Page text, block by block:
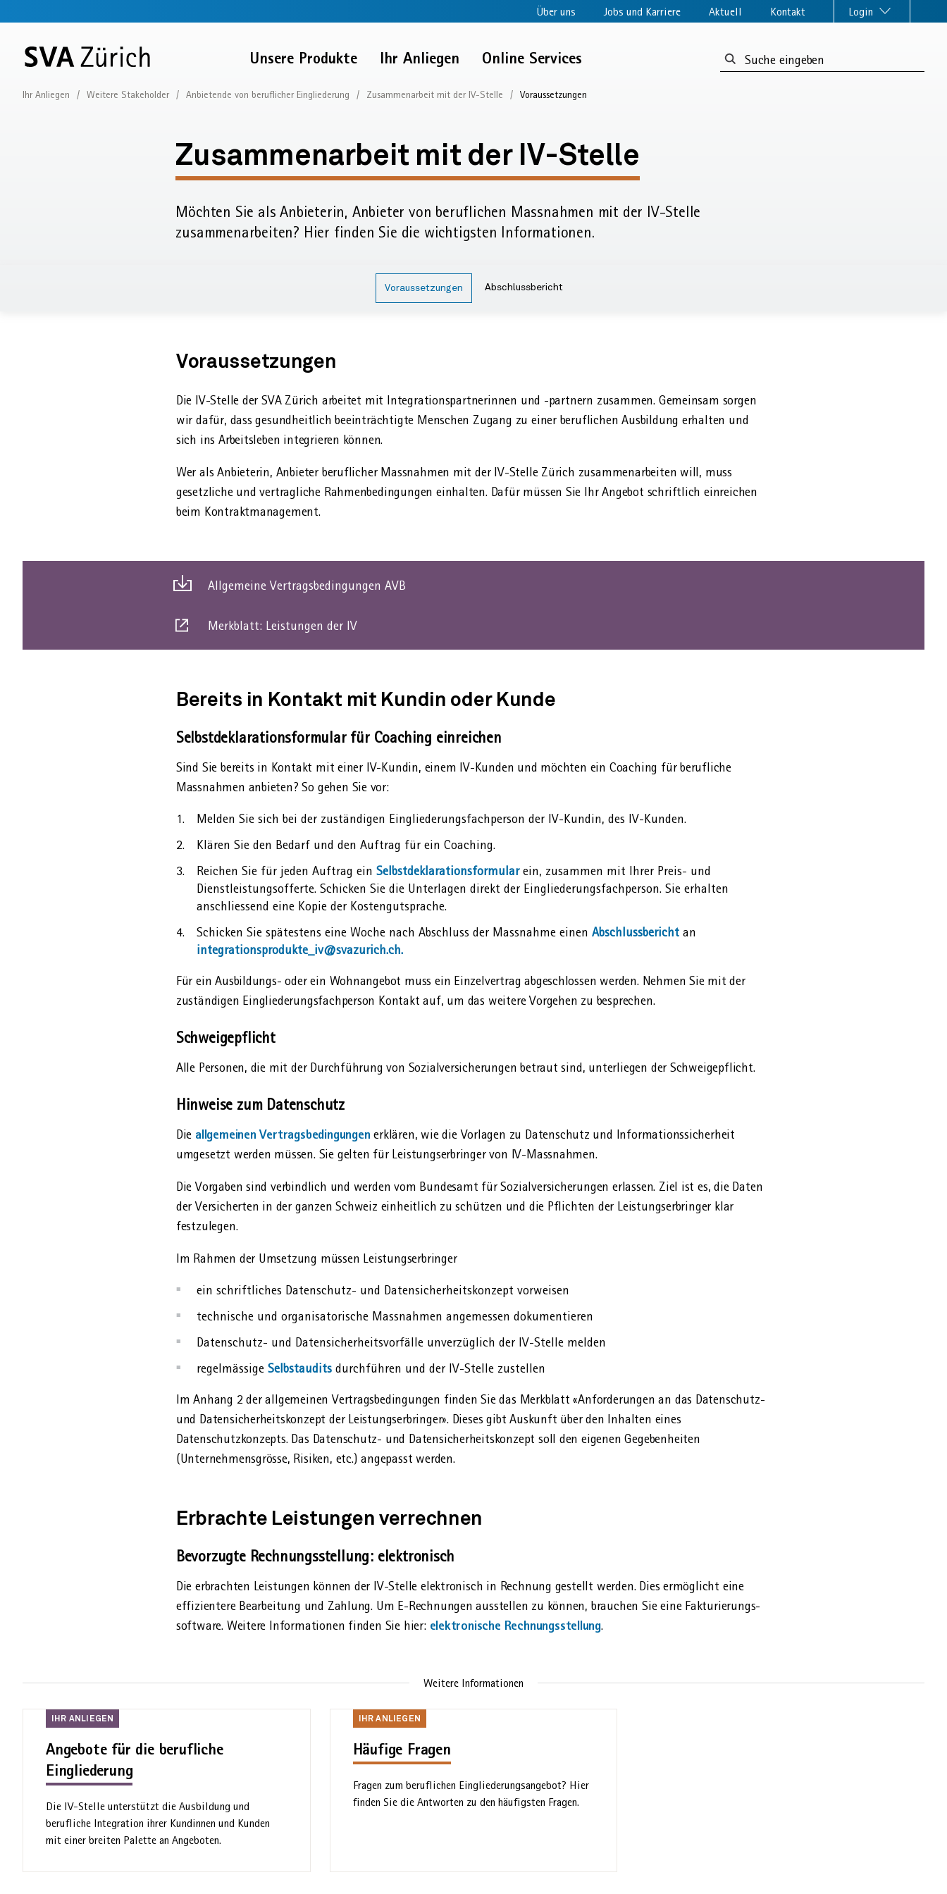
Navigation
Über uns Jobs und Karriere Aktuell Kontakt Login
Startseite
Unsere Produkte Ihr Anliegen Online Services Suchformular:
Voraussetzungen
Ihr Anliegen Weitere Stakeholder Anbietende von beruflicher Eingliederung Zusammenarbeit mit der IV-Stelle Voraussetzungen
Zusammenarbeit
mit
der
Zusammenarbeit mit der IV-Stelle
Möchten Sie als Anbieterin, Anbieter von beruflichen Massnahmen mit der IV-Stelle
zusammenarbeiten? Hier finden Sie die wichtigsten Informationen.
Voraussetzungen Abschlussbericht
Voraussetzungen
Die IV-Stelle der SVA Zürich arbeitet mit Integrations­partnerinnen und -partnern zusammen. Gemeinsam sorgen
wir dafür, dass gesund­heitlich beeinträchtigte Menschen Zugang zu einer beruflichen Ausbildung erhalten und
sich ins Arbeits­leben integrieren können.
Wer als Anbieterin, Anbieter beruflicher Mass­nahmen mit der IV-Stelle Zürich zusammen­arbeiten will, muss
gesetzliche und vertragliche Rahmen­bedingungen einhalten. Dafür müssen Sie Ihr Angebot schriftlich einreichen
beim Kontrakt­management.
Dies
ein
Allgemeine Vertragsbedingungen AVB
Dies
ist
link
Merkblatt: Leistungen der IV
Bereits in Kontakt mit Kundin oder Kunde
Selbst­deklarations­formular für Coaching einreichen
Sind Sie bereits in Kontakt mit einer IV-Kundin, einem IV-Kunden und möchten ein Coaching für berufliche
Massnahmen anbieten? So gehen Sie vor:
Melden Sie sich bei der zuständigen Ein­gliederungs­fachperson der IV-Kundin, des IV-Kunden.
Klären Sie den Bedarf und den Auftrag für ein Coaching.
Reichen Sie für jeden Auftrag ein Selbst­deklarations­formular ein, zusammen mit Ihrer Preis- und
Dienstleistungsofferte. Schicken Sie die Unterlagen direkt der Ein­gliederungs­fachperson. Sie erhalten
anschliessend eine Kopie der Kosten­gut­sprache.
Schicken Sie spätestens eine Woche nach Abschluss der Mass­nahme einen Abschluss­berichtan
integrationsprodukte_iv@svazurich.ch.
Für ein Ausbildungs- oder ein Wohn­angebot muss ein Einzel­vertrag abgeschlossen werden. Nehmen Sie mit der
zuständigen Ein­gliederungs­fachperson Kontakt auf, um das weitere Vorgehen zu besprechen.
Schweigepflicht
Alle Personen, die mit der Durchführung von Sozialversicherungen betraut sind, unterliegen der Schweigepflicht.
Hinweise zum Datenschutz
Die allgemeinen Vertragsbedingungen erklären, wie die Vorlagen zu Datenschutz und Informationssicherheit
umgesetzt werden müssen. Sie gelten für Leistungserbringer von IV-Massnahmen.
Die Vorgaben sind verbindlich und werden vom Bundesamt für Sozialversicherungen erlassen. Ziel ist es, die Daten
der Versicherten in der ganzen Schweiz einheitlich zu schützen und die Pflichten der Leistungserbringer klar
festzulegen.
Im Rahmen der Umsetzung müssen Leistungserbringer
ein schriftliches Datenschutz- und Datensicherheitskonzept vorweisen
technische und organisatorische Massnahmen angemessen dokumentieren
Datenschutz- und Datensicherheitsvorfälle unverzüglich der IV-Stelle melden
regelmässige Selbstaudits durchführen und der IV-Stelle zustellen
Im Anhang 2 der allgemeinen Vertragsbedingungen finden Sie das Merkblatt «Anforderungen an das Datenschutz-
und Datensicherheitskonzept der Leistungserbringer». Dieses gibt Auskunft über den Inhalten eines
Datenschutzkonzepts. Das Datenschutz- und Datensicherheitskonzept soll den eigenen Gegebenheiten
(Unternehmensgrösse, Risiken, etc.) angepasst werden.
Erbrachte Leistungen verrechnen
Bevorzugte Rechnungs­stellung: elektronisch
Die erbrachten Leistungen können der IV-Stelle elektronisch in Rechnung gestellt werden. Dies ermöglicht eine
effizientere Bear­beitung und Zahlung. Um E-Rechnungen aus­stellen zu können, brauchen Sie eine Fakturierungs­
software. Weitere Informationen finden Sie hier: elektronische Rechnungs­stellung.
Weitere Informationen
IHR ANLIEGEN
Angebote für die berufliche
Eingliederung
Ihr
Die IV-Stelle unterstützt die Ausbildung und
berufliche Integration ihrer Kundinnen und Kunden
mit einer breiten Palette an Angeboten.
IHR ANLIEGEN
Häufige Fragen
Ihr
Fragen zum beruflichen Eingliederungs­angebot? Hier
finden Sie die Antworten zu den häufigsten Fragen.